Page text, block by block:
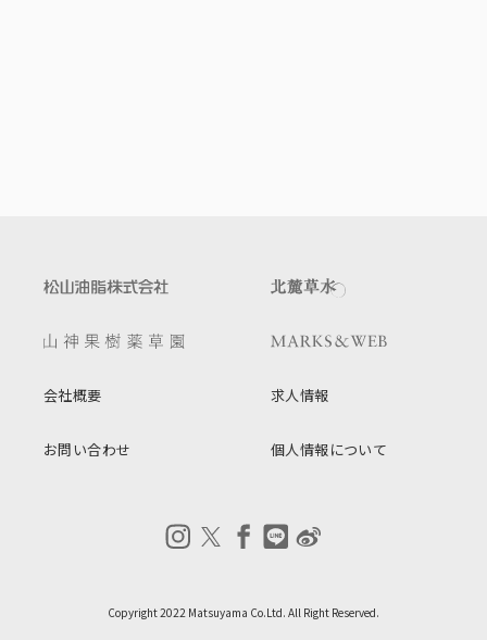
会社概要 求人情報
お問い合わせ 個人情報について
Copyright 2022 Matsuyama Co.Ltd. All Right Reserved.